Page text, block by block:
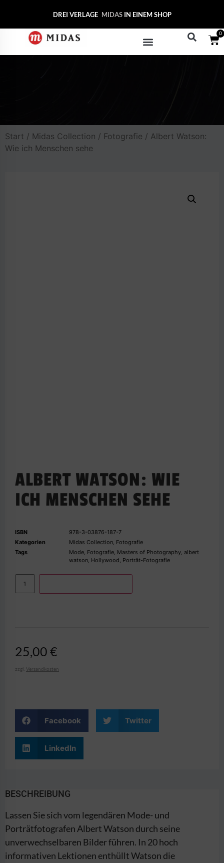
DREI VERLAGE MIDAS COLLEC IN EINEM SHOP
0
Start / Midas Collection / Fotografie / Albert Watson:
Wie ich Menschen sehe
ALBERT WATSON: WIE
ICH MENSCHEN SEHE
ISBN
978-3-03876-187-7
Kategorien
Midas Collection, Fotografie
Tags
Mode, Fotografie, Masters of Photography, albert
watson, Hollywood, Porträt-Fotografie
25,00 €
zzgl. Versandkosten
Facebook Twitter
LinkedIn
BESCHREIBUNG
Lassen Sie sich vom legendären Mode- und
Porträtfotografen Albert Watson durch seine
unverwechselbaren Bilder führen. In 20 hoch
informativen Lektionen enthüllt Watson die